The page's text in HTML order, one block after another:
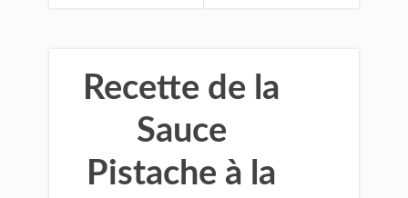
Recette de la
Sauce
Pistache à la